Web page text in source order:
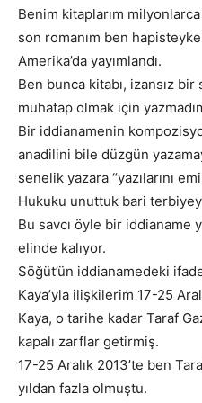
Benim kitaplarım
son romanım ben
Amerika’da yayımlandı.
Ben bunca kitabı, izansız bir
muhatap olmak için
Bir iddianamenin
anadilini bile düzgün
senelik yazara “yazılarını
Hukuku unuttuk bari
Bu savcı öyle bir iddianame
elinde kalıyor.
Söğüt’ün iddianamedeki
Kaya’yla ilişkilerim 17-25
Kaya, o tarihe kadar Taraf
kapalı zarflar getirmiş.
17-25 Aralık 2013’te ben
yıldan fazla olmuştu.